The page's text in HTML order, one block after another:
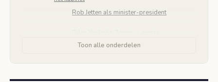
Rob Jetten als minister-president
viceminister-president
Toon alle onderdelen